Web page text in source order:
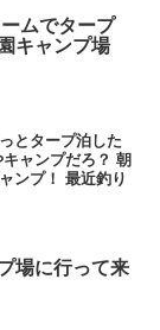
ムでタープ
キャンプ場
とタープ泊した
ャンプだろ？ 朝
ンプ！ 最近釣り
場に行って来